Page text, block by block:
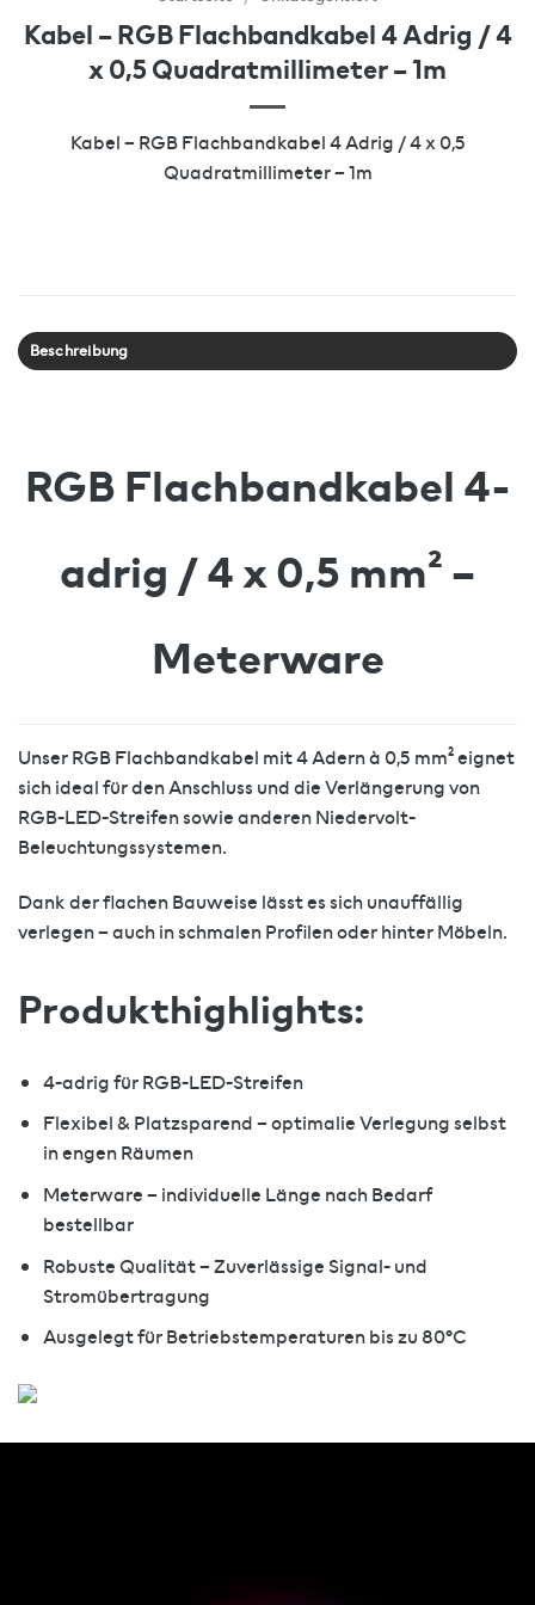
Kabel – RGB Flachbandkabel 4 Adrig / 4
x 0,5 Quadratmillimeter – 1m
Kabel – RGB Flachbandkabel 4 Adrig / 4 x 0,5
Quadratmillimeter – 1m
Beschreibung
RGB Flachbandkabel 4-
adrig / 4 x 0,5 mm² –
Meterware
Unser RGB Flachbandkabel mit 4 Adern à 0,5 mm² eignet
sich ideal für den Anschluss und die Verlängerung von
RGB-LED-Streifen sowie anderen Niedervolt-
Beleuchtungssystemen.
Dank der flachen Bauweise lässt es sich unauffällig
verlegen – auch in schmalen Profilen oder hinter Möbeln.
Produkthighlights:
4-adrig für RGB-LED-Streifen
Flexibel & Platzsparend – optimalie Verlegung selbst
in engen Räumen
Meterware – individuelle Länge nach Bedarf
bestellbar
Robuste Qualität – Zuverlässige Signal- und
Stromübertragung
Ausgelegt für Betriebstemperaturen bis zu 80°C